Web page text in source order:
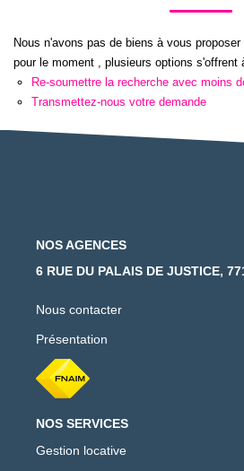
NOS
Plus de critères
Nous n'avons pas de biens à vous
pour le moment , plusieurs options s'offrent
Re-soumettre la recherche avec moins
Transmettez-nous votre demande
NOS AGENCES
6 RUE DU PALAIS DE JUSTICE,
Nous contacter
Présentation
NOS SERVICES
Gestion locative